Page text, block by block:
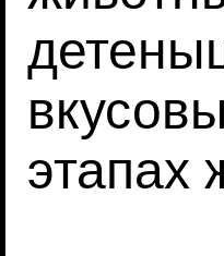
этапах